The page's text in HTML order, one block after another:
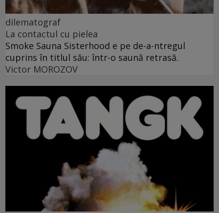
dilematograf
La contactul cu pielea
Smoke Sauna Sisterhood e pe de-a-ntregul
cuprins în titlul său: într-o saună retrasă.
Victor MOROZOV